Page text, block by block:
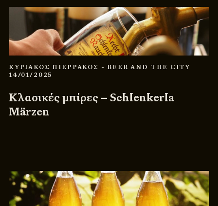
ΚΥΡΙΑΚΟΣ ΠΙΕΡΡΑΚΟΣ - BEER AND THE CITY
14/01/2025
Κλασικές μπίρες – Schlenkerla
Märzen